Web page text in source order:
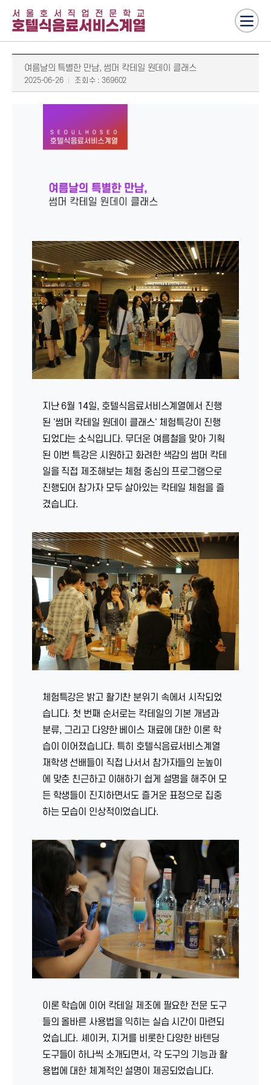
여름날의 특별한 만남, 썸머 칵테일 원데이 클래스
2025-06-26 조회수 : 369602
지난 6월 14일, 호텔식음료서비스계열에서 진행
된 '썸머 칵테일 원데이 클래스' 체험특강이 진행
되었다는 소식입니다. 무더운 여름철을 맞아 기획
된 이번 특강은 시원하고 화려한 색감의 썸머 칵테
일을 직접 제조해보는 체험 중심의 프로그램으로
진행되어 참가자 모두 살아있는 칵테일 체험을 즐
겼습니다.
체험특강은 밝고 활기찬 분위기 속에서 시작되었
습니다. 첫 번째 순서로는 칵테일의 기본 개념과
분류, 그리고 다양한 베이스 재료에 대한 이론 학
습이 이어졌습니다. 특히 호텔식음료서비스계열
재학생 선배들이 직접 나서서 참가자들의 눈높이
에 맞춘 친근하고 이해하기 쉽게 설명을 해주어 모
든 학생들이 진지하면서도 즐거운 표정으로 집중
하는 모습이 인상적이었습니다.
이론 학습에 이어 칵테일 제조에 필요한 전문 도구
들의 올바른 사용법을 익히는 실습 시간이 마련되
었습니다. 셰이커, 지거를 비롯한 다양한 바텐딩
도구들이 하나씩 소개되면서, 각 도구의 기능과 활
용법에 대한 체계적인 설명이 제공되었습니다.